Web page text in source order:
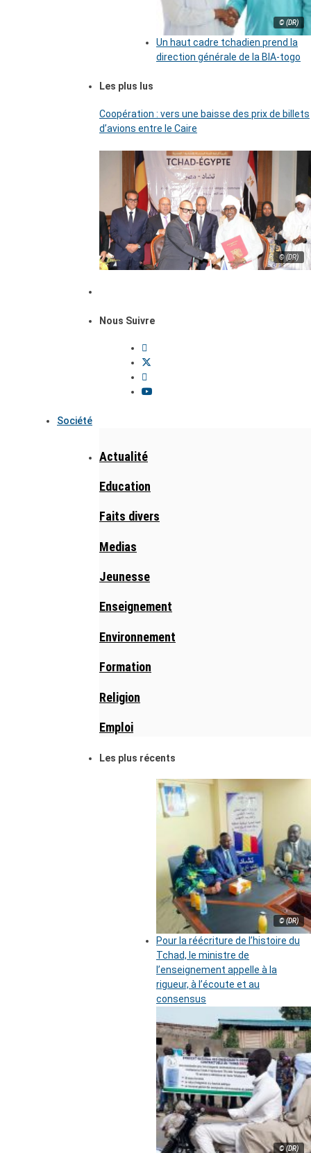
© (DR)
Un haut cadre tchadien prend la
direction générale de la BIA-togo
Les plus lus
Coopération : vers une baisse des prix de billets
d’avions entre le Caire
© (DR)
Nous Suivre
Société
Actualité
Education
Faits divers
Medias
Jeunesse
Enseignement
Environnement
Formation
Religion
Emploi
Les plus récents
© (DR)
Pour la réécriture de l’histoire du
Tchad, le ministre de
l’enseignement appelle à la
rigueur, à l’écoute et au
consensus
© (DR)